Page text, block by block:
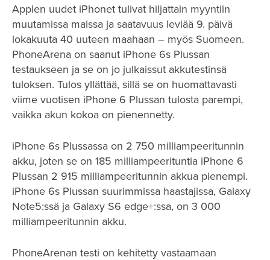
Applen uudet iPhonet tulivat hiljattain myyntiin
muutamissa maissa ja saatavuus leviää 9. päivä
lokakuuta 40 uuteen maahaan – myös Suomeen.
PhoneArena on saanut iPhone 6s Plussan
testaukseen ja se on jo julkaissut akkutestinsä
tuloksen. Tulos yllättää, sillä se on huomattavasti
viime vuotisen iPhone 6 Plussan tulosta parempi,
vaikka akun kokoa on pienennetty.
iPhone 6s Plussassa on 2 750 milliampeeritunnin
akku, joten se on 185 milliampeerituntia iPhone 6
Plussan 2 915 milliampeeritunnin akkua pienempi.
iPhone 6s Plussan suurimmissa haastajissa, Galaxy
Note5:ssä ja Galaxy S6 edge+:ssa, on 3 000
milliampeeritunnin akku.
PhoneArenan testi on kehitetty vastaamaan